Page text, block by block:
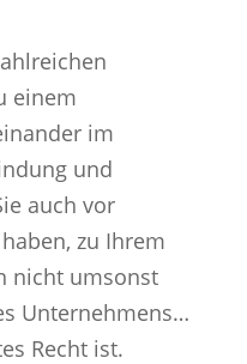
einem
im
und
auch vor
zu Ihrem
nicht umsonst
Unternehmens…
Recht ist.